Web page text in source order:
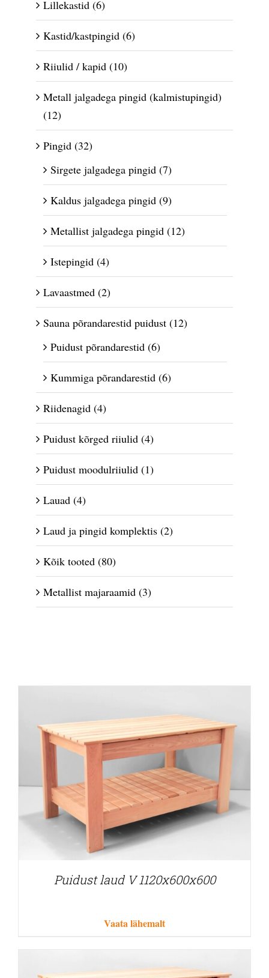
Puidust laud V 1120x600x600
Vaata lähemalt
Lillekastid (6)
Kastid/kastpingid (6)
Riiulid / kapid (10)
Metall jalgadega pingid (kalmistupingid)
(12)
Pingid (32)
Sirgete jalgadega pingid (7)
Kaldus jalgadega pingid (9)
Metallist jalgadega pingid (12)
Istepingid (4)
Lavaastmed (2)
Sauna põrandarestid puidust (12)
Puidust põrandarestid (6)
Kummiga põrandarestid (6)
Riidenagid (4)
Puidust kõrged riiulid (4)
Puidust moodulriiulid (1)
Lauad (4)
Laud ja pingid komplektis (2)
Kõik tooted (80)
Metallist majaraamid (3)